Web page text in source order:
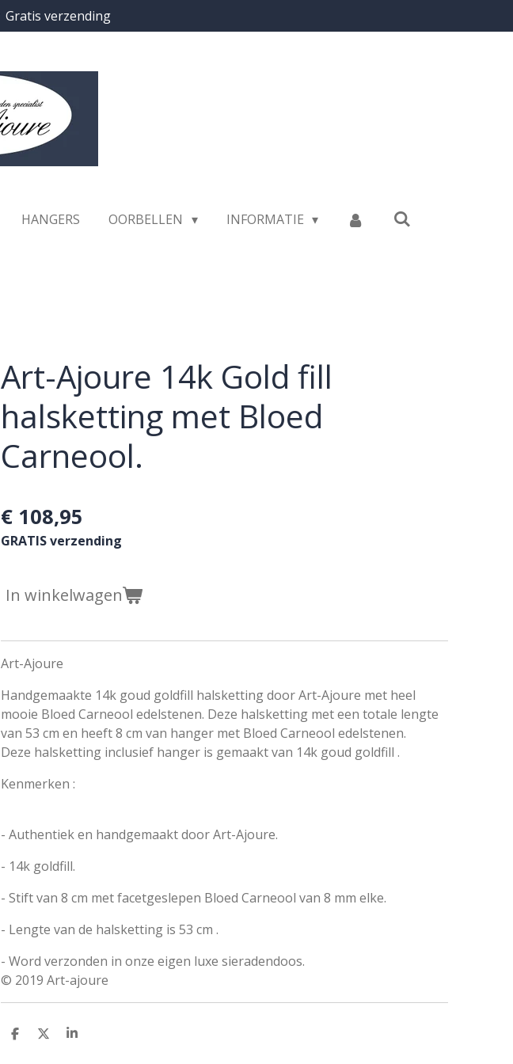
Gratis verzending
HANGERS OORBELLEN INFORMATIE
Art-Ajoure 14k Gold fill
halsketting met Bloed
Carneool.
€ 108,95
GRATIS verzending
In winkelwagen
Art-Ajoure
Handgemaakte 14k goud goldfill halsketting door Art-Ajoure met heel
mooie Bloed Carneool edelstenen. Deze halsketting met een totale lengte
van 53 cm en heeft 8 cm van hanger met Bloed Carneool edelstenen.
Deze halsketting inclusief hanger is gemaakt van 14k goud goldfill .
Kenmerken :
- Authentiek en handgemaakt door Art-Ajoure.
- 14k goldfill.
- Stift van 8 cm metfacetgeslepen Bloed Carneool van 8 mm elke.
- Lengte van de halsketting is 53 cm .
- Word verzonden in onze eigen luxe sieradendoos.
© 2019 Art-ajoure
D
D
S